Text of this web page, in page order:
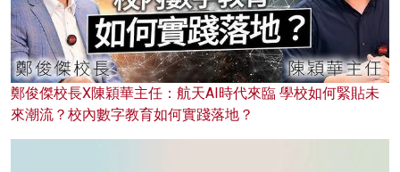
鄭俊傑校長X陳穎華主任：航天AI時代來臨 學校如何緊貼未
來潮流？校內數字教育如何實踐落地？